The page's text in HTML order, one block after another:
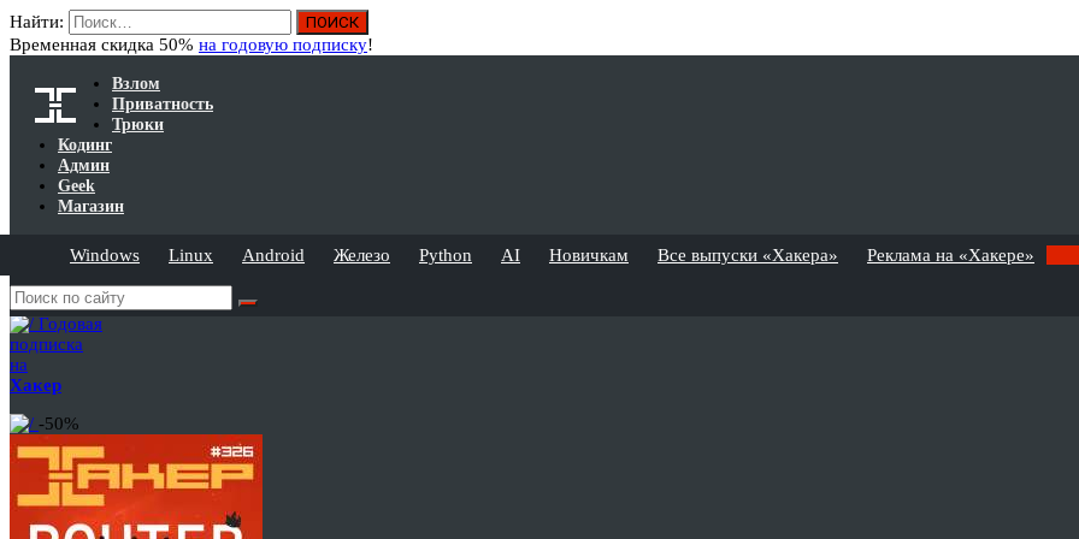
Найти:
Временная скидка 50% на годовую подписку!
Взлом
Приватность
Трюки
Кодинг
Админ
Geek
Магазин
Windows Linux Android Железо Python AI Новичкам Все выпуски «Хакера» Реклама на «Хакере»
Годовая
подписка
на
Хакер
-50%